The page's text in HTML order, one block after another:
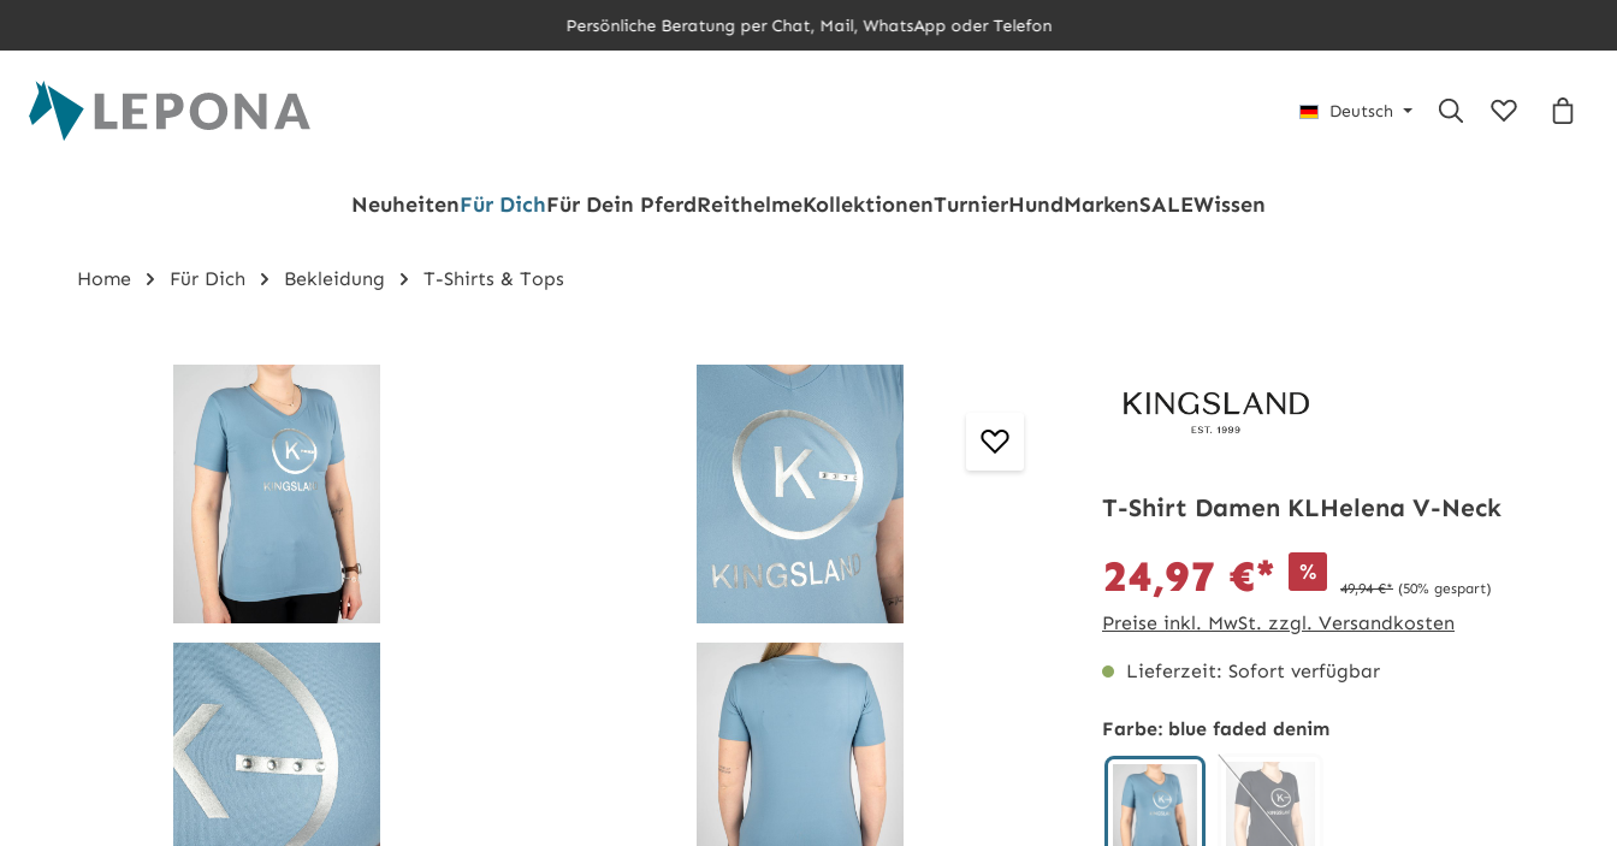
Persönliche Beratung per Chat, Mail, WhatsApp oder Telefon
Deutsch
Du hast 0
NeuheitenFür DichFür Dein PferdReithelmeKollektionenTurnierHundMarkenSALEWissen
Home Für Dich Bekleidung T-Shirts & Tops
Bildergalerie überspringen
T-Shirt Damen KLHelena V-Neck
24,97 €* %
49,94 €* (50% gespart)
Preise inkl. MwSt. zzgl. Versandkosten
Lieferzeit: Sofort verfügbar
Farbe: blue faded denim